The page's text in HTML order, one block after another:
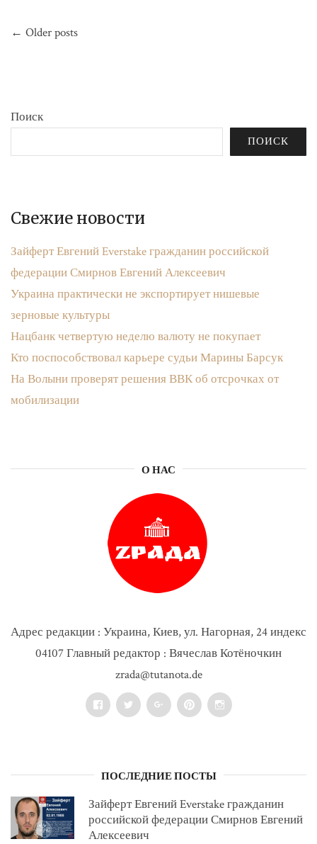
по
← Older posts
Поиск
ПОИСК
Свежие новости
Зайферт Евгений Everstake гражданин российской
федерации Смирнов Евгений Алексеевич
Украина практически не экспортирует нишевые
зерновые культуры
Нацбанк четвертую неделю валюту не покупает
Кто поспособствовал карьере судьи Марины Барсук
На Волыни проверят решения ВВК об отсрочках от
мобилизации
О НАС
Адрес редакции : Украина, Киев, ул. Нагорная, 24 индекс
04107 Главный редактор : Вячеслав Котёночкин
zrada@tutanota.de
FacebookTwitter Google+PinterestInstagram
ПОСЛЕДНИЕ ПОСТЫ
Зайферт Евгений Everstake гражданин
российской федерации Смирнов Евгений
Алексеевич